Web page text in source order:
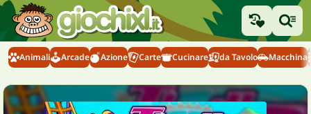
Animali Arcade Azione Carte Cucinare da Tavolo Macchina